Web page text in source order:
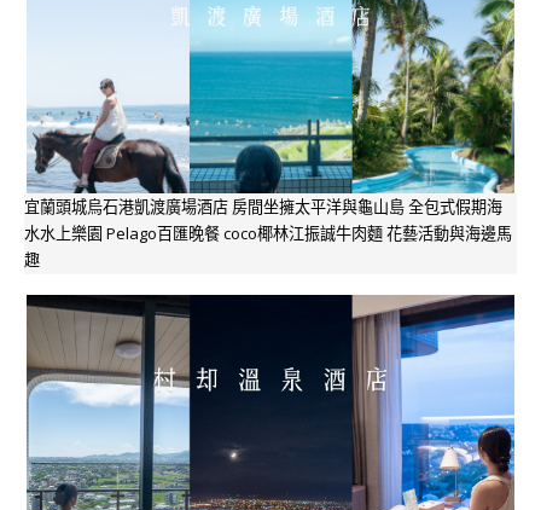
宜蘭頭城烏石港凱渡廣場酒店 房間坐擁太平洋與龜山島 全包式假期海
水水上樂園 Pelago百匯晚餐 coco椰林江振誠牛肉麵 花藝活動與海邊馬
趣